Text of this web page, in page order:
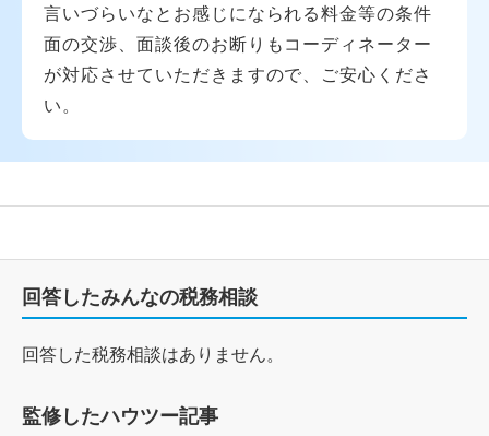
言いづらいなとお感じになられる料金等の条件
面の交渉、面談後のお断りもコーディネーター
が対応させていただきますので、ご安心くださ
い。
回答したみんなの税務相談
回答した税務相談はありません。
監修したハウツー記事